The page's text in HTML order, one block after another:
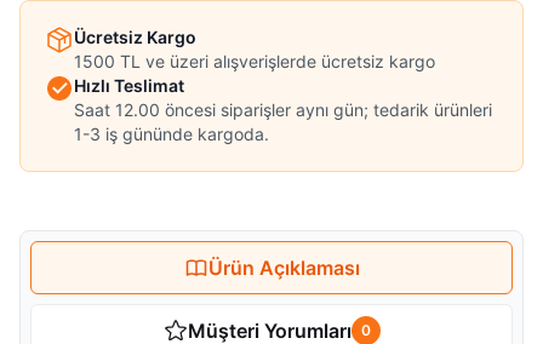
Ücretsiz Kargo
1500 TL ve üzeri alışverişlerde ücretsiz kargo
Hızlı Teslimat
Saat 12.00 öncesi siparişler aynı gün; tedarik ürünleri
1-3 iş gününde kargoda.
Ürün Açıklaması
Müşteri Yorumları 0